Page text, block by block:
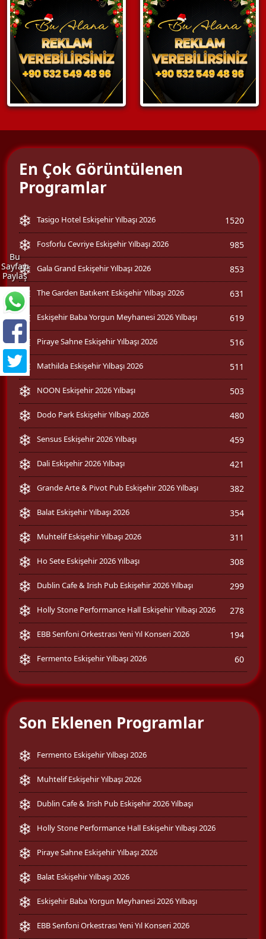
Bu
Sayfayı
Paylaş
En Çok Görüntülenen
Programlar
Tasigo Hotel Eskişehir Yılbaşı 2026 1520
Fosforlu Cevriye Eskişehir Yılbaşı 2026 985
Gala Grand Eskişehir Yılbaşı 2026 853
The Garden Batıkent Eskişehir Yılbaşı 2026 631
Eskişehir Baba Yorgun Meyhanesi 2026 Yılbaşı 619
Piraye Sahne Eskişehir Yılbaşı 2026 516
Mathilda Eskişehir Yılbaşı 2026 511
NOON Eskişehir 2026 Yılbaşı 503
Dodo Park Eskişehir Yılbaşı 2026 480
Sensus Eskişehir 2026 Yılbaşı 459
Dali Eskişehir 2026 Yılbaşı 421
Grande Arte & Pivot Pub Eskişehir 2026 Yılbaşı 382
Balat Eskişehir Yılbaşı 2026 354
Muhtelif Eskişehir Yılbaşı 2026 311
Ho Sete Eskişehir 2026 Yılbaşı 308
Dublin Cafe & Irish Pub Eskişehir 2026 Yılbaşı 299
Holly Stone Performance Hall Eskişehir Yılbaşı 2026 278
EBB Senfoni Orkestrası Yeni Yıl Konseri 2026 194
Fermento Eskişehir Yılbaşı 2026 60
Son Eklenen Programlar
Fermento Eskişehir Yılbaşı 2026
Muhtelif Eskişehir Yılbaşı 2026
Dublin Cafe & Irish Pub Eskişehir 2026 Yılbaşı
Holly Stone Performance Hall Eskişehir Yılbaşı 2026
Piraye Sahne Eskişehir Yılbaşı 2026
Balat Eskişehir Yılbaşı 2026
Eskişehir Baba Yorgun Meyhanesi 2026 Yılbaşı
EBB Senfoni Orkestrası Yeni Yıl Konseri 2026